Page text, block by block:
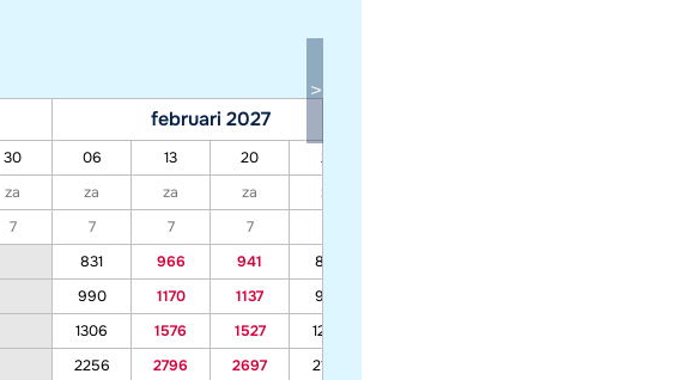
februari 2027
30 06 13 20 27
za za za za za
7 7 7 7
831 966 941 806
990 1170 1137 956
1306 1576 1527 1256
2256 2796 2697 2156